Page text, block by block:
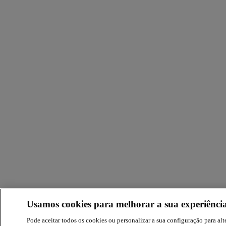
Usamos cookies para melhorar a sua
Pode aceitar todos os cookies ou personalizar a sua configuração para